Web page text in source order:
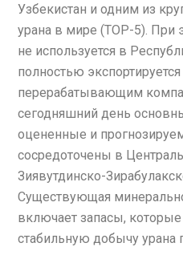
Узбекистан и одним из
урана в мире (ТОР-5). При
не используется в
полностью
перерабатывающим
сегодняшний день
оцененные и
сосредоточены в
Зиявутдинско-
Существующая
включает запасы, которые
стабильную добычу урана